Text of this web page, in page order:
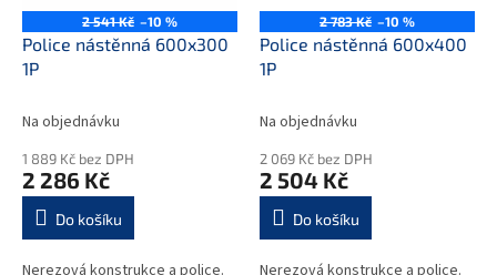
2 541 Kč –10 %
Police nástěnná 600x300
1P
Na objednávku
1 889 Kč bez DPH
2 286 Kč
Do košíku
2 783 Kč –10 %
Police nástěnná 600x400
1P
Na objednávku
2 069 Kč bez DPH
2 504 Kč
Do košíku